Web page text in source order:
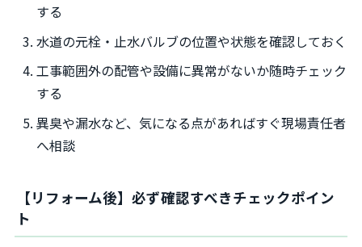
する
水道の元栓・止水バルブの位置や状態を確認しておく
工事範囲外の配管や設備に異常がないか随時チェック
する
異臭や漏水など、気になる点があればすぐ現場責任者
へ相談
【リフォーム後】必ず確認すべきチェックポイン
ト